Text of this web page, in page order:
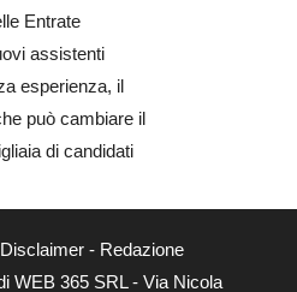
Entrate
assistenti
esperienza, il
può cambiare il
di candidati
Disclaimer - Redazione
WEB 365 SRL - Via Nicola